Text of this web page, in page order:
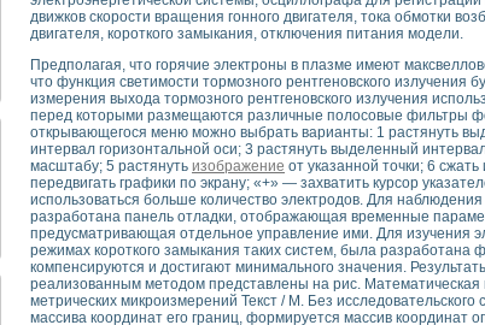
системы для лабораторных испытаний материалов методом
комплекс аппаратуры для определения тепловых и
процессов ДВС в динамических режимах
систем передачи данных
для исследования АЧХ и ФЧХ активных фильтров
для исследования параметров двухполюсников резонансным
операционных усилителей с применением аппаратно-
на основе цифровой обработки выборок мгновенных значений
выравнивания электрических каналов
компенсации эхо-сигналов
математического моделирования сверхширокополосного
измерителя ВАХ фотоэлементов на базе виртуальных
генератора сигналов - имитатора джиттера и измерителя
движков скорости вращения гонного двигателя, тока обмотки
двигателя, короткого замыкания, отключения питания модели.
Предполагая, что горячие электроны в плазме имеют
что функция светимости тормозного рентгеновского излучения
измерения выхода тормозного рентгеновского излучения
перед которыми размещаются различные полосовые фильтры
открывающегося меню можно выбрать варианты: 1 растянуть
интервал горизонтальной оси; 3 растянуть выделенный
масштабу; 5 растянуть изображение от указанной точки; 6
передвигать графики по экрану; «+» — захватить курсор
использоваться больше количество электродов. Для
разработана панель отладки, отображающая временные
предусматривающая отдельное управление ими. Для изучения
режимах короткого замыкания таких систем, была разработана
компенсируются и достигают минимального значения.
реализованным методом представлены на рис. Математическая
метрических микроизмерений Текст / М. Без
массива координат его границ, формируется массив координат